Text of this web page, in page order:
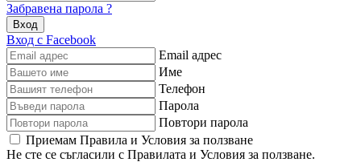
Забравена парола ?
Вход
Вход с Facebook
Email адрес
Име
Телефон
Парола
Повтори парола
Приемам Правила и Условия за ползване
Не сте се съгласили с Правилата и Условия за ползване.